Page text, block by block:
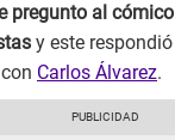
pregunto al
y este
Carlos Álvarez.